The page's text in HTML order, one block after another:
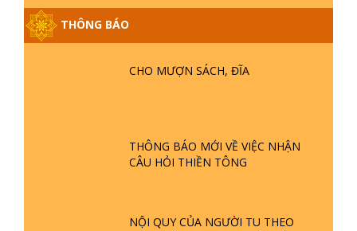
THÔNG BÁO
CHO MƯỢN SÁCH, ĐĨA
THÔNG BÁO MỚI VỀ VIỆC NHẬN
CÂU HỎI THIỀN TÔNG
NỘI QUY CỦA NGƯỜI TU THEO
GIẢI ĐÁP ĐẶC BIỆT P25 - SUỐT 49
HOA LÀ HỘI GÌ? TỬ VÌ ĐẠO
PHẬT GIỚI CÓ THỜI GIAN KHÔNG? |
TTTD
ĐỨC CHÚA TRỜI LÀ AI? QUỶ SA